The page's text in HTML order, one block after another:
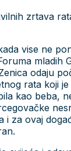
vise ne
mladih
odaju
rata koji je
kao beba,
i za ovaj